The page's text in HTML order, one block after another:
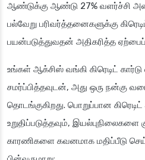
ஆண்டுக்கு ஆண்டு 27% வளர்ச்சி
பல்வேறு பரிவர்த்தனைகளுக்கு
பயன்படுத்துவதன் அதிகரித்த ஏற்பைப்
உங்கள் ஆக்சிஸ் வங்கி கிரெடிட்
சமர்ப்பித்தவுடன், அது ஒரு நன்கு
தொடங்குகிறது. பொறுப்பான
உறுதிப்படுத்தவும்,
காரணிகளை கவனமாக மதிப்பீடு